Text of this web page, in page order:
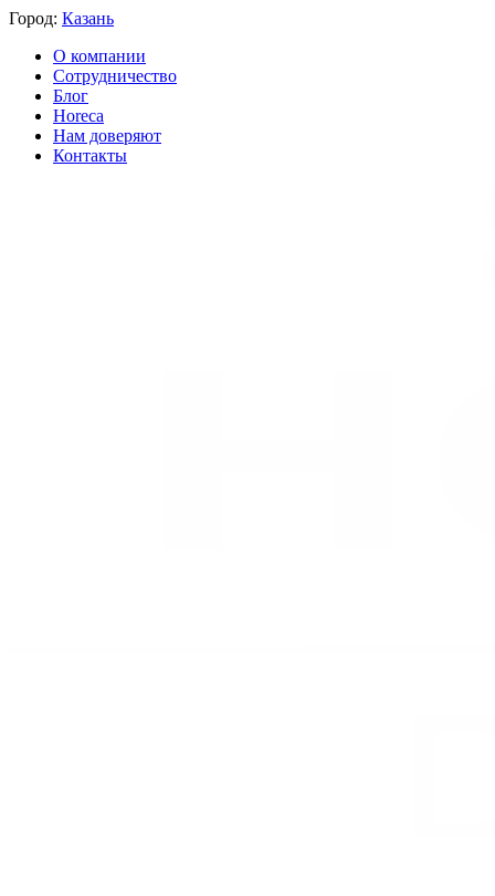
Город: Казань
О компании
Сотрудничество
Блог
Horeca
Нам доверяют
Контакты